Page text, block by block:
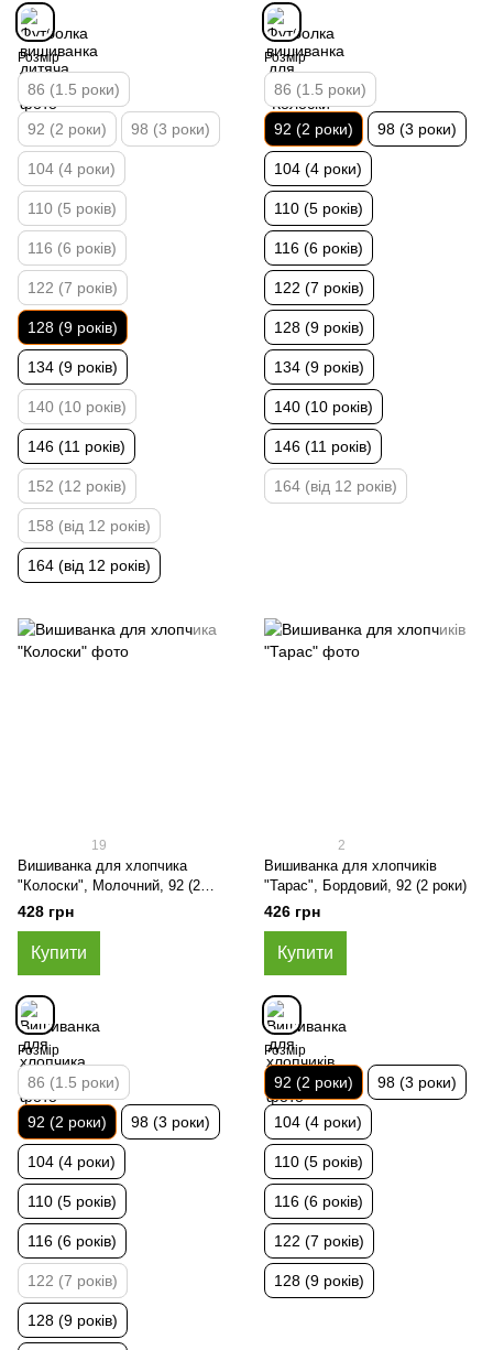
Розмір
86 (1.5 роки)
92 (2 роки) 98 (3 роки)
104 (4 роки)
110 (5 років)
116 (6 років)
122 (7 років)
128 (9 років)
134 (9 років)
140 (10 років)
146 (11 років)
152 (12 років)
158 (від 12 років)
164 (від 12 років)
Розмір
86 (1.5 роки)
92 (2 роки) 98 (3 роки)
104 (4 роки)
110 (5 років)
116 (6 років)
122 (7 років)
128 (9 років)
134 (9 років)
140 (10 років)
146 (11 років)
164 (від 12 років)
19
Вишиванка для хлопчика
"Колоски", Молочний, 92 (2
роки)
428 грн
Купити
Розмір
86 (1.5 роки)
92 (2 роки) 98 (3 роки)
104 (4 роки)
110 (5 років)
116 (6 років)
122 (7 років)
128 (9 років)
2
Вишиванка для хлопчиків
"Тарас", Бордовий, 92 (2 роки)
426 грн
Купити
Розмір
92 (2 роки) 98 (3 роки)
104 (4 роки)
110 (5 років)
116 (6 років)
122 (7 років)
128 (9 років)